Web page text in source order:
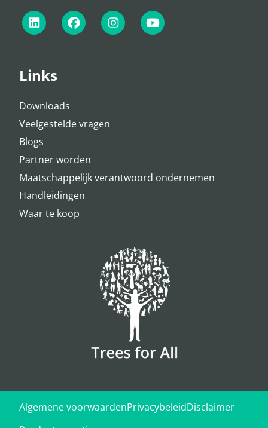
Links
Downloads
Veelgestelde vragen
Blogs
Partner worden
Maatschappelijk verantwoord ondernemen
Handleidingen
Waar te koop
Algemene voorwaardenPrivacybeleidDisclaimer